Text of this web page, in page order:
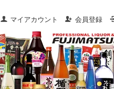
マイアカウント 会員登録